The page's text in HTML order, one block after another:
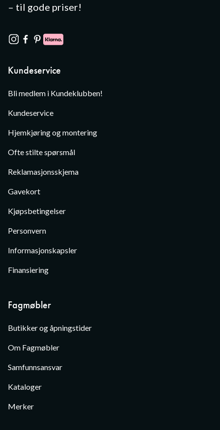
– til gode priser!
Kundeservice
Bli medlem i Kundeklubben!
Kundeservice
Hjemkjøring og montering
Ofte stilte spørsmål
Reklamasjonsskjema
Gavekort
Kjøpsbetingelser
Personvern
Informasjonskapsler
Finansiering
Fagmøbler
Butikker og åpningstider
Om Fagmøbler
Samfunnsansvar
Kataloger
Merker